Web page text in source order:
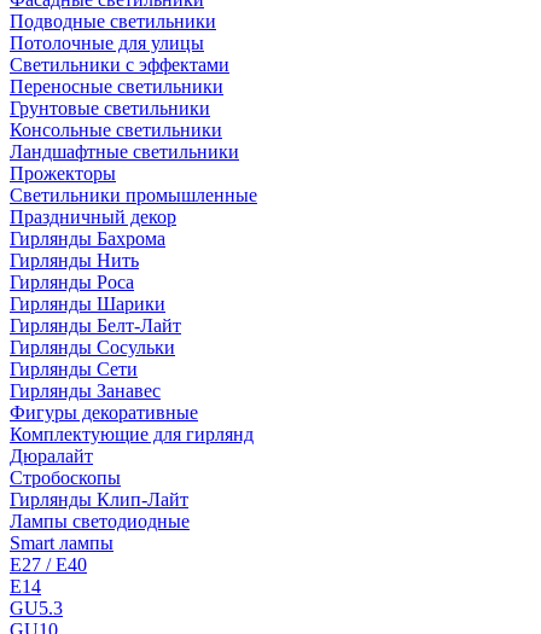
Подводные светильники
Потолочные для улицы
Светильники с эффектами
Переносные светильники
Грунтовые светильники
Консольные светильники
Ландшафтные светильники
Прожекторы
Светильники промышленные
Праздничный декор
Гирлянды Бахрома
Гирлянды Нить
Гирлянды Роса
Гирлянды Шарики
Гирлянды Белт-Лайт
Гирлянды Сосульки
Гирлянды Сети
Гирлянды Занавес
Фигуры декоративные
Комплектующие для гирлянд
Дюралайт
Стробоскопы
Гирлянды Клип-Лайт
Лампы светодиодные
Smart лампы
E27 / E40
E14
GU5.3
GU10